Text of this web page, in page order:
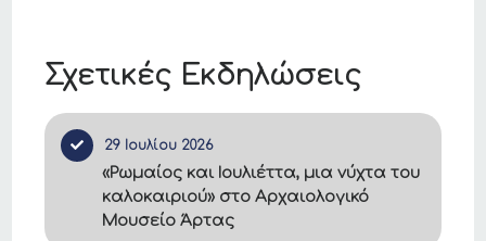
Σχετικές Εκδηλώσεις
29 Ιουλίου 2026
«Ρωμαίος και Ιουλιέττα, μια νύχτα του
καλοκαιριού» στο Αρχαιολογικό
Μουσείο Άρτας